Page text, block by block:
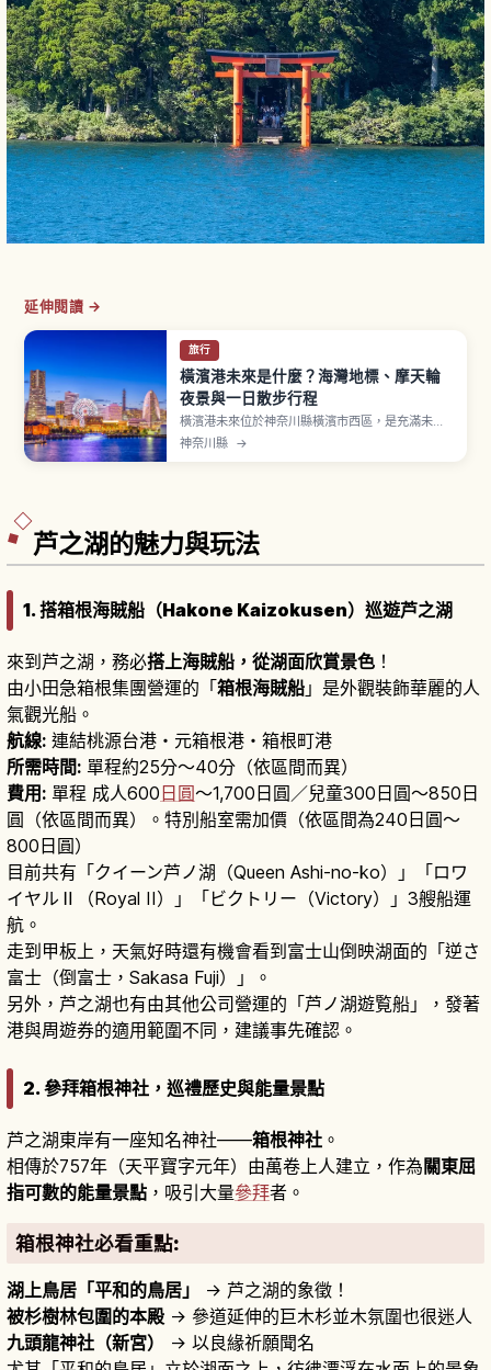
延伸閱讀 →
旅行
橫濱港未來是什麼？海灣地標、摩天輪
夜景與一日散步行程
橫濱港未來位於神奈川縣橫濱市西區，是充滿未來
感的都市景觀與被海洋環繞的度假區，從東京搭電
車約30分鐘。象徵「橫濱地標大廈」高296公尺，
神奈川縣 →
芦之湖的魅力與玩法
1. 搭箱根海賊船（Hakone Kaizokusen）巡遊芦之湖
來到芦之湖，務必搭上海賊船，從湖面欣賞景色 ！
由小田急箱根集團營運的「箱根海賊船 」是外觀裝飾華麗的人
氣觀光船。
航線: 連結桃源台港・元箱根港・箱根町港
所需時間: 單程約25分～40分（依區間而異）
費用: 單程 成人600 日圓〜1,700日圓／兒童300日圓〜850日
圓（依區間而異）。特別船室需加價（依區間為240日圓〜
800日圓）
目前共有「クイーン芦ノ湖（Queen Ashi-no-ko）」「ロワ
イヤルⅡ（Royal II）」「ビクトリー（Victory）」3艘船運
航。
走到甲板上，天氣好時還有機會看到富士山倒映湖面的「逆さ
富士（倒富士，Sakasa Fuji）」。
另外，芦之湖也有由其他公司營運的「芦ノ湖遊覧船」，發著
港與周遊券的適用範圍不同，建議事先確認。
2. 參拜箱根神社，巡禮歷史與能量景點
芦之湖東岸有一座知名神社——箱根神社 。
相傳於757年（天平寶字元年）由萬卷上人建立，作為關東屈
指可數的能量景點 ，吸引大量參拜者。
箱根神社必看重點:
湖上鳥居「平和的鳥居」
→ 芦之湖的象徵！
被杉樹林包圍的本殿 → 參道延伸的巨木杉並木氛圍也很迷人
九頭龍神社（新宮）
→ 以良緣祈願聞名